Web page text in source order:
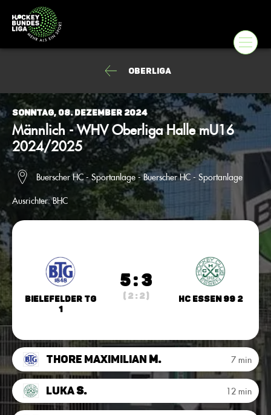
Oberliga
Sonntag, 08. Dezember 2024
Männlich - WHV Oberliga Halle mU16
2024/2025
Buerscher HC - Sportanlage - Buerscher HC - Sportanlage
Ausrichter:BHC
Bielefelder TG
1
5 : 3
( 2 : 2 ) HC Essen 99 2
Thore Maximilian M. 7 min
LukaS. 12 min